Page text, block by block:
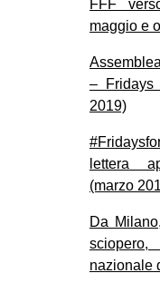
FFF
maggio e
– Fridays
2019)
lettera
(marzo
Da
nazionale